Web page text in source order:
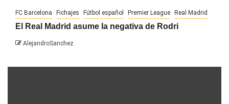
FC Barcelona Fichajes Fútbol español Premier League Real Madrid
El Real Madrid asume la negativa de Rodri
AlejandroSanchez